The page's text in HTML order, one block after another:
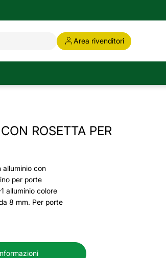
Area rivenditori
ROSETTA PER
alluminio con
per porte
alluminio colore
8 mm. Per porte